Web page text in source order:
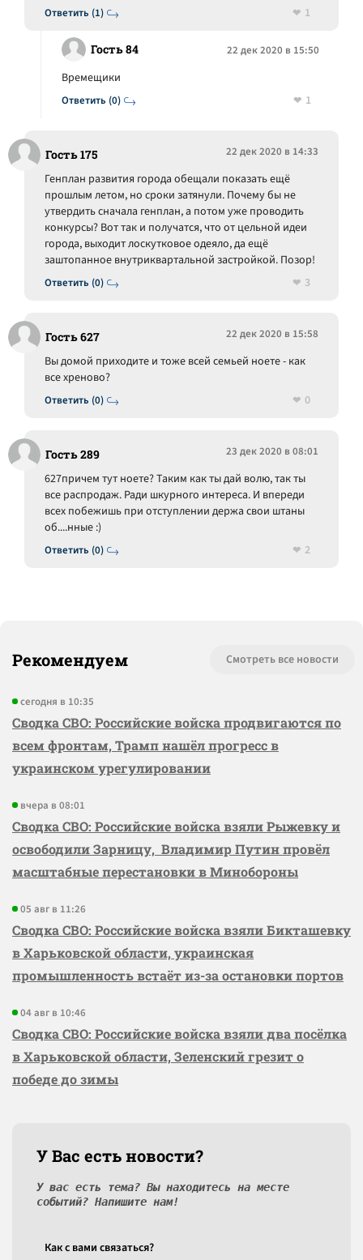
Ответить (1)
1
Гость 84 22 дек 2020 в 15:50
Ответить (0)
Времещики
1
Гость 175 22 дек 2020 в 14:33
Ответить (0)
Генплан развития города обещали показать ещё
прошлым летом, но сроки затянули. Почему бы не
утвердить сначала генплан, а потом уже проводить
конкурсы? Вот так и получатся, что от цельной идеи
города, выходит лоскутковое одеяло, да ещё
заштопанное внутриквартальной застройкой. Позор!
3
Гость 627 22 дек 2020 в 15:58
Ответить (0)
Вы домой приходите и тоже всей семьей ноете - как
все хреново?
0
Гость 289 23 дек 2020 в 08:01
Ответить (0)
627причем тут ноете? Таким как ты дай волю, так ты
все распродаж. Ради шкурного интереса. И впереди
всех побежишь при отступлении держа свои штаны
об....нные :)
2
Рекомендуем Смотреть все новости
сегодня в 10:35
Сводка СВО: Российские войска продвигаются по
всем фронтам, Трамп нашёл прогресс в
украинском урегулировании
вчера в 08:01
Сводка СВО: Российские войска взяли Рыжевку и
освободили Зарницу, Владимир Путин провёл
масштабные перестановки в Минобороны
05 авг в 11:26
Сводка СВО: Российские войска взяли Бикташевку
в Харьковской области, украинская
промышленность встаёт из-за остановки портов
04 авг в 10:46
Сводка СВО: Российские войска взяли два посёлка
в Харьковской области, Зеленский грезит о
победе до зимы
У Вас есть новости?
У вас есть тема? Вы находитесь на месте
событий? Напишите нам!
Как c вами связаться?